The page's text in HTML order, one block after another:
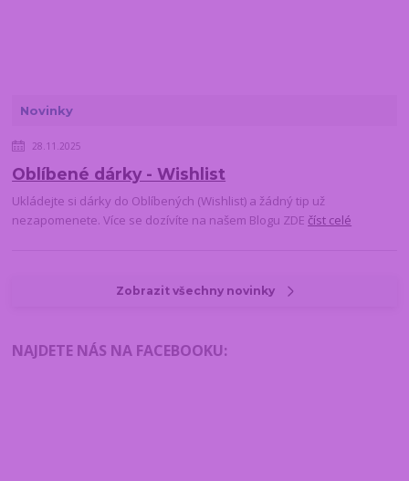
Novinky
28.11.2025
Oblíbené dárky - Wishlist
Ukládejte si dárky do Oblíbených (Wishlist) a žádný tip už
nezapomenete. Více se dozívíte na našem Blogu ZDE číst celé
Zobrazit všechny novinky
NAJDETE NÁS NA FACEBOOKU: